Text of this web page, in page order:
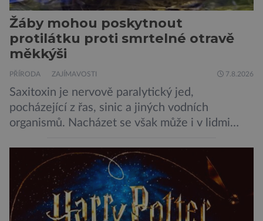
Žáby mohou poskytnout
protilátku proti smrtelné otravě
měkkýši
PŘÍRODA ZAJÍMAVOSTI 7.8.2026
Saxitoxin je nervově paralytický jed,
pocházející z řas, sinic a jiných vodních
organismů. Nacházet se však může i v lidmi
slávky. K příznakům otravy patří paralýza
dýchacích cest, dojít však může až k udušení.
Dosud proti tomuto jedu neexistovala
protilátka, nyní ji zřejmě vědci objevili, ovšem
její zdroj je […]